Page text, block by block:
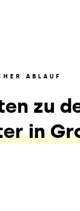
ABLAUF
zu
in